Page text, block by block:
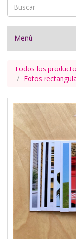
Menú
Todos los
Fotos